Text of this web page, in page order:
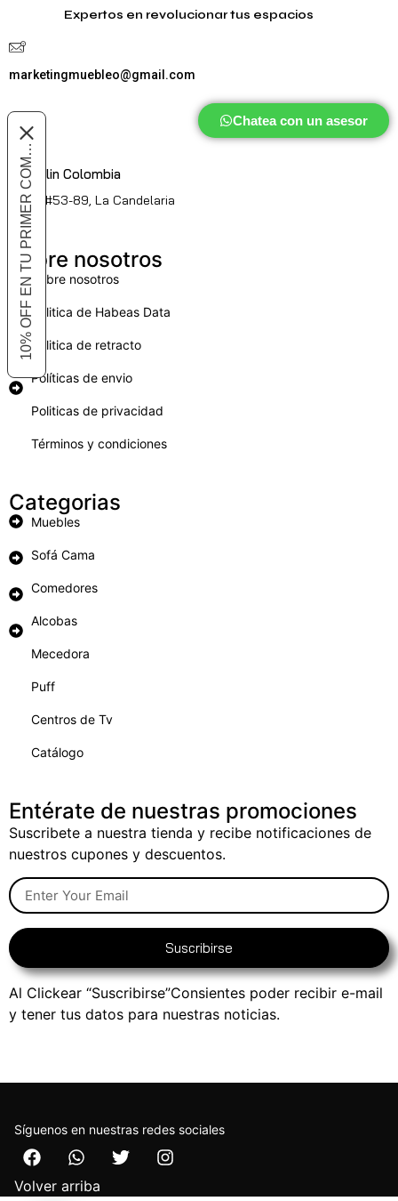
Expertos en revolucionar tus espacios
marketingmuebleo@gmail.com
Chatea con un asesor
Medellin Colombia
Cl. 51 #53-89, La Candelaria
Sobre nosotros
Sobre nosotros
Politica de Habeas Data
Politica de retracto
Políticas de envio
Politicas de privacidad
Términos y condiciones
Categorias
Muebles
Sofá Cama
Comedores
Alcobas
Mecedora
Puff
Centros de Tv
Catálogo
Entérate de nuestras promociones
Suscribete a nuestra tienda y recibe notificaciones de
nuestros cupones y descuentos.
Suscribirse
Al Clickear “Suscribirse”Consientes poder recibir e-mail
y tener tus datos para nuestras noticias.
Síguenos en nuestras redes sociales
Volver arriba
10% OFF EN TU PRIMER COMPRA